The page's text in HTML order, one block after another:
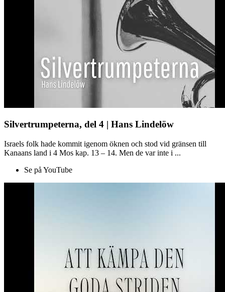
Silvertrumpeterna, del 4 | Hans Lindelöw
Israels folk hade kommit igenom öknen och stod vid gränsen till
Kanaans land i 4 Mos kap. 13 – 14. Men de var inte i ...
Se på YouTube